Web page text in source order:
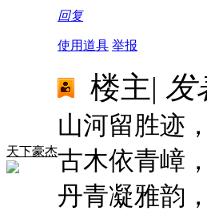
回复
使用道具 举报
天下豪杰
楼主| 发
山河留胜迹
古木依青嶂
丹青凝雅韵